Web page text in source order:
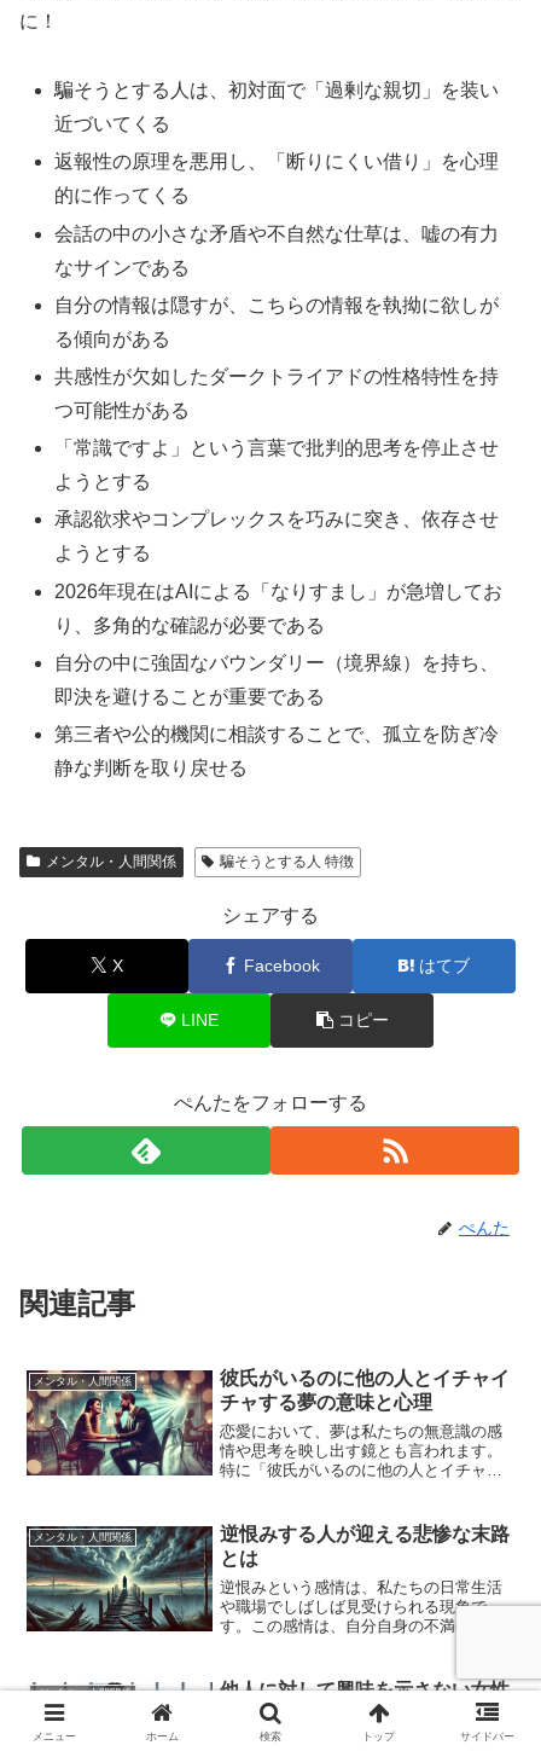
に！
騙そうとする人は、初対面で「過剰な親切」を装い
近づいてくる
返報性の原理を悪用し、「断りにくい借り」を心理
的に作ってくる
会話の中の小さな矛盾や不自然な仕草は、嘘の有力
なサインである
自分の情報は隠すが、こちらの情報を執拗に欲しが
る傾向がある
共感性が欠如したダークトライアドの性格特性を持
つ可能性がある
「常識ですよ」という言葉で批判的思考を停止させ
ようとする
承認欲求やコンプレックスを巧みに突き、依存させ
ようとする
2026年現在はAIによる「なりすまし」が急増してお
り、多角的な確認が必要である
自分の中に強固なバウンダリー（境界線）を持ち、
即決を避けることが重要である
第三者や公的機関に相談することで、孤立を防ぎ冷
静な判断を取り戻せる
メンタル・人間関係 騙そうとする人 特徴
シェアする
X Facebook はてブ
LINE コピー
ぺんたをフォローする
ぺんた
関連記事
メンタル・人間関係
彼氏がいるのに他の人とイチャイ
チャする夢の意味と心理
恋愛において、夢は私たちの無意識の感
情や思考を映し出す鏡とも言われます。
特に「彼氏がいるのに他の人とイチャイ
心理的な意味やメッセージが隠されてい
ます。この夢を理解するこ...
メンタル・人間関係
逆恨みする人が迎える悲惨な末路
とは
逆恨みという感情は、私たちの日常生活
や職場でしばしば見受けられる現象で
す。この感情は、自分自身の不満や失敗
心理的背景、それが生まれる状況、そし
てその行動が個人や社会にど...
メンタル・人間関係
他人に対して興味を示さない女性
の特徴と対処法
「他人に興味がない女性の特徴とは？」
メニュー ホーム 検索 トップ サイドバー